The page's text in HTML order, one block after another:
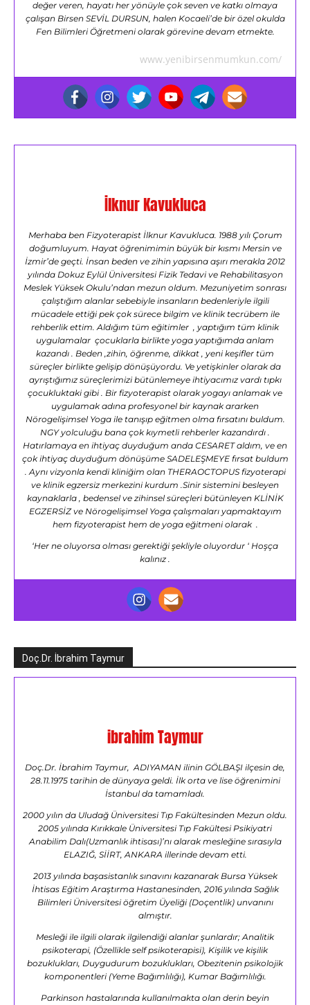
değer veren, hayatı her yönüyle çok seven ve katkı olmaya
çalışan Birsen SEVİL DURSUN, halen Kocaeli’de bir özel okulda
Fen Bilimleri Öğretmeni olarak görevine devam etmekte.
www.yenibirsenmumkun.com/
İlknur Kavukluca
Merhaba ben Fizyoterapist İlknur Kavukluca. 1988 yılı Çorum
doğumluyum. Hayat öğrenimimin büyük bir kısmı Mersin ve
İzmir’de geçti. İnsan beden ve zihin yapısına aşırı merakla 2012
yılında Dokuz Eylül Üniversitesi Fizik Tedavi ve Rehabilitasyon
Meslek Yüksek Okulu’ndan mezun oldum. Mezuniyetim sonrası
çalıştığım alanlar sebebiyle insanların bedenleriyle ilgili
mücadele ettiği pek çok sürece bilgim ve klinik tecrübem ile
rehberlik ettim. Aldığım tüm eğitimler , yaptığım tüm klinik
uygulamalar çocuklarla birlikte yoga yaptığımda anlam
kazandı . Beden ,zihin, öğrenme, dikkat , yeni keşifler tüm
süreçler birlikte gelişip dönüşüyordu. Ve yetişkinler olarak da
ayrıştığımız süreçlerimizi bütünlemeye ihtiyacımız vardı tıpkı
çocukluktaki gibi . Bir fizyoterapist olarak yogayı anlamak ve
uygulamak adına profesyonel bir kaynak ararken
Nörogelişimsel Yoga ile tanışıp eğitmen olma fırsatını buldum.
NGY yolculuğu bana çok kıymetli rehberler kazandırdı .
Hatırlamaya en ihtiyaç duyduğum anda CESARET aldım, ve en
çok ihtiyaç duyduğum dönüşüme SADELEŞMEYE fırsat buldum
. Aynı vizyonla kendi kliniğim olan THERAOCTOPUS fizyoterapi
ve klinik egzersiz merkezini kurdum .Sinir sistemini besleyen
kaynaklarla , bedensel ve zihinsel süreçleri bütünleyen KLİNİK
EGZERSİZ ve Nörogelişimsel Yoga çalışmaları yapmaktayım
hem fizyoterapist hem de yoga eğitmeni olarak .
‘Her ne oluyorsa olması gerektiği şekliyle oluyordur ‘ Hoşça
kalınız .
Doç.Dr. İbrahim Taymur
ibrahim Taymur
Doç.Dr. İbrahim Taymur, ADIYAMAN ilinin GÖLBAŞI ilçesin de,
28.11.1975 tarihin de dünyaya geldi. İlk orta ve lise öğrenimini
İstanbul da tamamladı.
2000 yılın da Uludağ Üniversitesi Tıp Fakültesinden Mezun oldu.
2005 yılında Kırıkkale Üniversitesi Tıp Fakültesi Psikiyatri
Anabilim Dalı(Uzmanlık ihtisası)’nı alarak mesleğine sırasıyla
ELAZIĞ, SİİRT, ANKARA illerinde devam etti.
2013 yılında başasistanlık sınavını kazanarak Bursa Yüksek
İhtisas Eğitim Araştırma Hastanesinden, 2016 yılında Sağlık
Bilimleri Üniversitesi öğretim Üyeliği (Doçentlik) unvanını
almıştır.
Mesleği ile ilgili olarak ilgilendiği alanlar şunlardır; Analitik
psikoterapi, (Özellikle self psikoterapisi), Kişilik ve kişilik
bozuklukları, Duygudurum bozuklukları, Obezitenin psikolojik
komponentleri (Yeme Bağımlılığı), Kumar Bağımlılığı.
Parkinson hastalarında kullanılmakta olan derin beyin